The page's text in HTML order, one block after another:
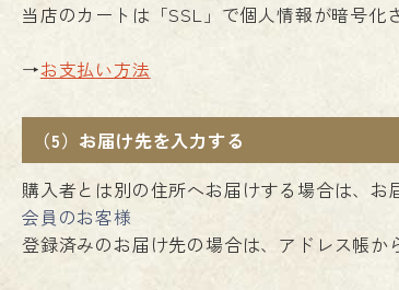
当店のカートは「SSL」で個人情報が暗号化
→お支払い方法
（5）お届け先を入力する
購入者とは別の住所へお届けする場合は、お
会員のお客様
登録済みのお届け先の場合は、アドレス帳か